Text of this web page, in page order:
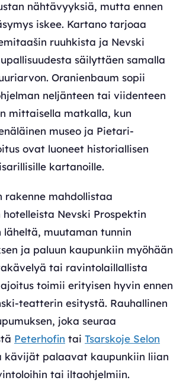
nähtävyyksiä, mutta ennen
iskee. Kartano tarjoaa
ruuhkista ja Nevski
säilyttäen samalla
Oranienbaum sopii
neljänteen tai viidenteen
mittaisella matkalla, kun
museo ja Pietari-
ovat luoneet historiallisen
kartanoille.
rakenne mahdollistaa
Nevski Prospektin
läheltä, muutaman tunnin
ja paluun kaupunkiin myöhään
tai ravintolaillallista
toimii erityisen hyvin ennen
teatterin esitystä. Rauhallinen
joka seuraa
Peterhofin tai Tsarskoje Selon
kävijät palaavat kaupunkiin liian
tai iltaohjelmiin.